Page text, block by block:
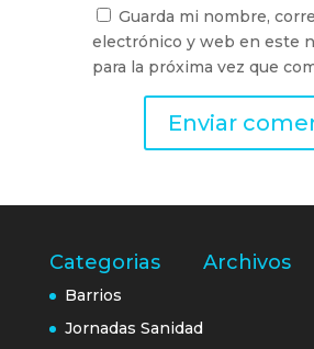
Guarda mi nombre,
electrónico y web en este
para la próxima vez que
Categorias
Barrios
Jornadas Sanidad
Archivos